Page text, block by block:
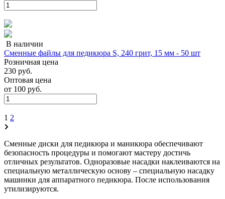
В наличии
Сменные файлы для педикюра S, 240 грит, 15 мм - 50 шт
Розничная цена
230 руб.
Оптовая цена
от 100 руб.
1 2
Сменные диски для педикюра и маникюра обеспечивают
безопасность процедуры и помогают мастеру достичь
отличных результатов. Одноразовые насадки наклеиваются на
специальную металлическую основу – специальную насадку
машинки для аппаратного педикюра. После использования
утилизируются.